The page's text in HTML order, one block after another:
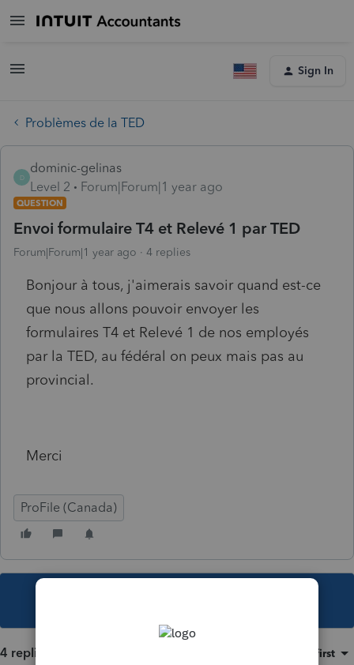
Sign In
Problèmes de la TED
D
dominic-gelinas
Level 2
Forum|Forum|1 year ago
QUESTION
Envoi formulaire T4 et Relevé 1 par TED
Forum|Forum|1 year ago 4 replies
Bonjour à tous, j'aimerais savoir quand est-ce
que nous allons pouvoir envoyer les
formulaires T4 et Relevé 1 de nos employés
par la TED, au fédéral on peux mais pas au
provincial.
Merci
ProFile (Canada)
4 replies Oldest first